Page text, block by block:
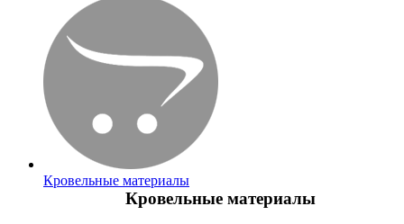
Кровельные материалы
Кровельные материалы